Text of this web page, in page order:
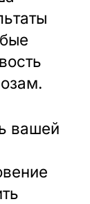
вашей